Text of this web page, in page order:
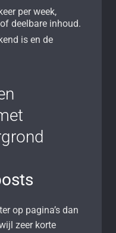
per week,
deelbare inhoud.
is en de
op pagina’s dan
zeer korte